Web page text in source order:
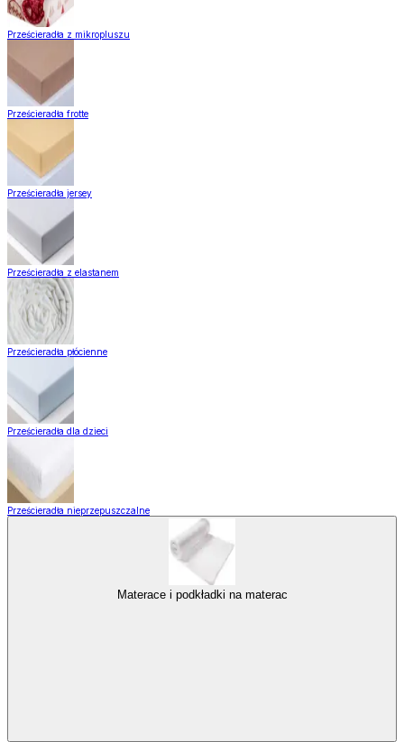
Prześcieradła z mikropluszu
Prześcieradła frotte
Prześcieradła jersey
Prześcieradła z elastanem
Prześcieradła płócienne
Prześcieradła dla dzieci
Prześcieradła nieprzepuszczalne
Materace i podkładki na materac